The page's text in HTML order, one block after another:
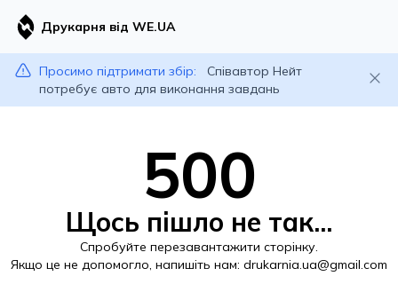
Друкарня від WE.UA
Просимо підтримати збір:
Співавтор Нейт
потребує авто для виконання завдань
500
Щось пішло не так...
Спробуйте перезавантажити сторінку.
Якщо це не допомогло, напишіть нам: drukarnia.ua@gmail.com